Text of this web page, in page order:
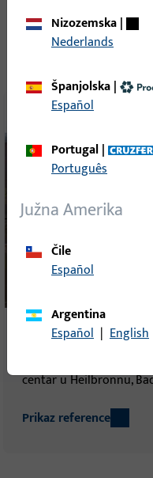
Daljnje
Experimenta
centar u Heilbronnu,
Prikaz reference
Nizozemska|
Nederlands
Španjolska|
Español
Portugal|
Português
Južna Amerika
Čile
Español
Argentina
Español | English